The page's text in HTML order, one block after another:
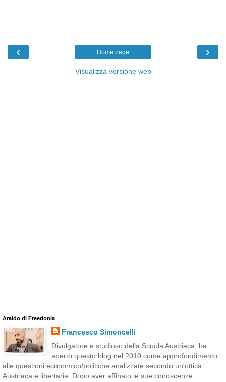
‹ ›
Home page
Visualizza versione web
Araldo di Freedonia
Francesco Simoncelli
Divulgatore e studioso della Scuola Austriaca, ha
aperto questo blog nel 2010 come approfondimento
alle questioni economico/politiche analizzate secondo un'ottica
Austriaca e libertaria. Dopo aver affinato le sue conoscenze